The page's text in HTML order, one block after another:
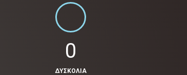
0
ΔΥΣΚΟΛΙΑ